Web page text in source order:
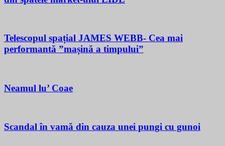
Telescopul spațial JAMES WEBB- Cea mai
performantă ”mașină a timpului”
Neamul lu’ Coae
Scandal în vamă din cauza unei pungi cu gunoi